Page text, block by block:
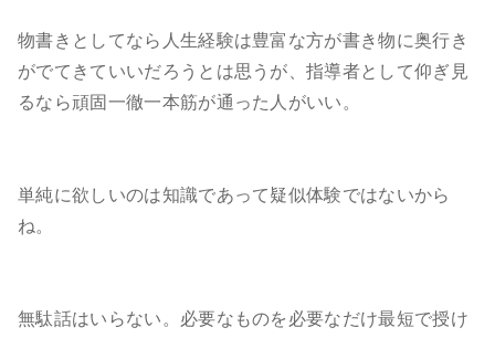
物書きとしてなら人生経験は豊富な方が書き物に奥行き
がでてきていいだろうとは思うが、指導者として仰ぎ見
るなら頑固一徹一本筋が通った人がいい。
単純に欲しいのは知識であって疑似体験ではないから
ね。
無駄話はいらない。必要なものを必要なだけ最短で授け